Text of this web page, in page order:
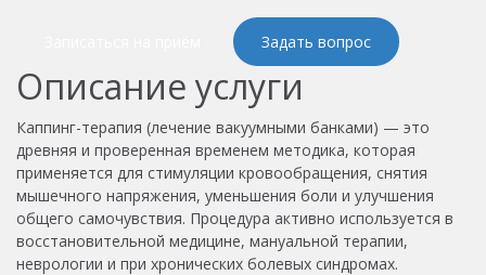
Задать вопрос
Описание услуги
Каппинг-терапия (лечение вакуумными банками) — это
древняя и проверенная временем методика, которая
применяется для стимуляции кровообращения, снятия
мышечного напряжения, уменьшения боли и улучшения
общего самочувствия. Процедура активно используется в
восстановительной медицине, мануальной терапии,
неврологии и при хронических болевых синдромах.